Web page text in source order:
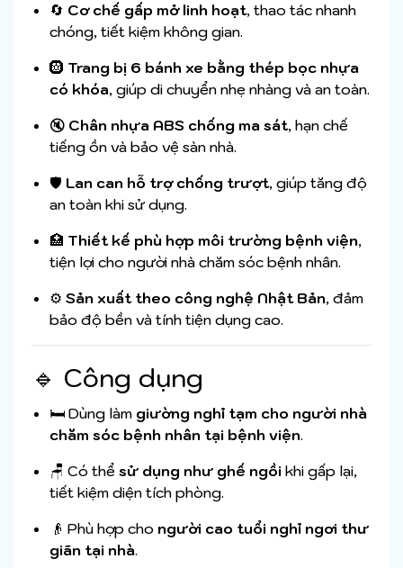
🔄 Cơ chế gấp mở linh hoạt, thao tác nhanh
chóng, tiết kiệm không gian.
🛞 Trang bị 6 bánh xe bằng thép bọc nhựa
có khóa, giúp di chuyển nhẹ nhàng và an toàn.
🔇 Chân nhựa ABS chống ma sát, hạn chế
tiếng ồn và bảo vệ sàn nhà.
🛡️ Lan can hỗ trợ chống trượt, giúp tăng độ
an toàn khi sử dụng.
🏥 Thiết kế phù hợp môi trường bệnh viện,
tiện lợi cho người nhà chăm sóc bệnh nhân.
⚙️ Sản xuất theo công nghệ Nhật Bản, đảm
bảo độ bền và tính tiện dụng cao.
🔹 Công dụng
🛏️ Dùng làm giường nghỉ tạm cho người nhà
chăm sóc bệnh nhân tại bệnh viện.
🪑 Có thể sử dụng như ghế ngồi khi gấp lại,
tiết kiệm diện tích phòng.
👴 Phù hợp cho người cao tuổi nghỉ ngơi thư
giãn tại nhà.